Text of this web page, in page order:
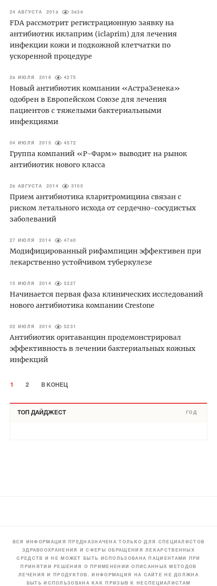
24 АВГУСТА 2018 3839
FDA рассмотрит регистрационную заявку на
антибиотик иклаприм (iclaprim) для лечения
инфекции кожи и подкожной клетчатки по
ускоренной процедуре
28 ИЮЛЯ 2016 4275
Новый антибиотик компании «АстраЗенека»
одобрен в Европейском Союзе для лечения
пациентов с тяжелыми бактериальными
инфекциями
04 ИЮЛЯ 2015 4572
Группа компаний «Р-Фарм» выводит на рынок
антибиотик нового класса
28 АВГУСТА 2014 3100
Прием антибиотика кларитромицина связан с
риском летального исхода от сердечно-сосудистых
заболеваний
27 ИЮЛЯ 2014 4780
Модифицированный рифампицин эффективен при
лекарственно устойчивом туберкулезе
15 ИЮЛЯ 2014 5327
Начинается первая фаза клинических исследований
нового антибиотика компании Crestone
02 ИЮЛЯ 2014 5231
Антибиотик оритаванцин продемонстрировал
эффективность в лечении бактериальных кожных
инфекций
1 2 В КОНЕЦ
ТОП ДАЙДЖЕСТ ГОД
ВСЯ ИНФОРМАЦИЯ ПРЕДНАЗНАЧЕНА ТОЛЬКО ДЛЯ СПЕЦИАЛИСТОВ
ЗДРАВООХРАНЕНИЯ И СФЕРЫ ОБРАЩЕНИЯ ЛЕКАРСТВЕННЫХ
СРЕДСТВ И НЕ МОЖЕТ БЫТЬ ИСПОЛЬЗОВАНА ПАЦИЕНТАМИ ПРИ
ПРИНЯТИИ РЕШЕНИЯ О ПРИМЕНЕНИИ ОПИСАННЫХ МЕТОДОВ
ЛЕЧЕНИЯ И ПРОДУКТОВ. ИНФОРМАЦИЯ НА САЙТЕ НЕ ДОЛЖНА
БЫТЬ ИСПОЛЬЗОВАНА КАК ПРИЗЫВ К НЕСПЕЦИАЛИСТАМ